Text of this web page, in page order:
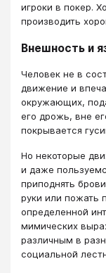
игроки в покер.
производить
Внешность и
Человек не в
движение и
окружающих,
его дрожь, вне
покрывается
Но некоторые
и даже
приподнять
руки или пожать
определенной
мимических
различным в
социальной